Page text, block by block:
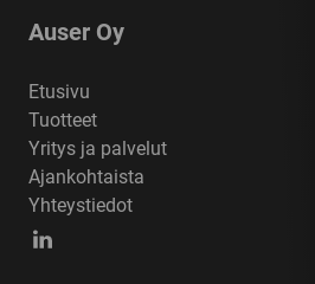
Auser Oy
Etusivu
Tuotteet
Yritys ja palvelut
Ajankohtaista
Yhteystiedot